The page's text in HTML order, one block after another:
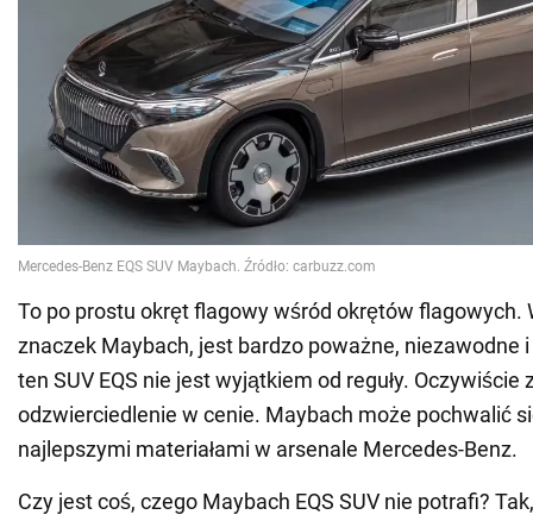
To po prostu okręt flagowy wśród okrętów flagowych.
znaczek Maybach, jest bardzo poważne, niezawodne
ten SUV EQS nie jest wyjątkiem od reguły.
odzwierciedlenie w cenie. Maybach może pochwalić
najlepszymi materiałami w arsenale Mercedes-Benz.
Czy jest coś, czego Maybach EQS SUV nie potrafi?